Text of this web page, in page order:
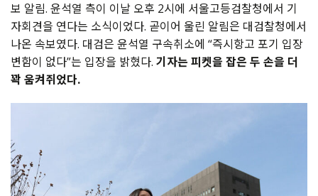
보 알림. 윤석열 측이 이날 오후 2시에 서울고등검찰청에서 기
자회견을 연다는 소식이었다. 곧이어 울린 알림은 대검찰청에서
나온 속보였다. 대검은 윤석열 구속취소에 “즉시항고 포기 입장
변함이 없다”는 입장을 밝혔다. 기자는 피켓을 잡은 두 손을 더
꽉 움켜쥐었다.